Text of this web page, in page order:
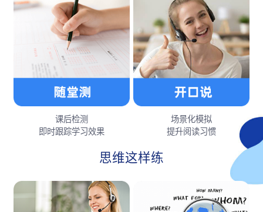
课后检测
即时跟踪学习效果
场景化模拟
提升阅读习惯
思维这样练